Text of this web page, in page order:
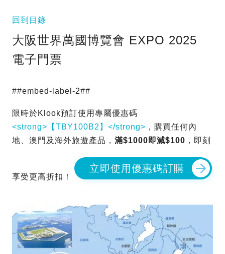
回到目錄
大阪世界萬國博覽會 EXPO 2025
電子門票
##embed-label-2##
限時於Klook預訂使用專屬優惠碼
<strong>【TBY100B2】</strong> ，購買任何內
地、澳門及海外旅遊產品， 滿$1000即減$100 ，即刻
享受更高折扣！
立即使用優惠碼訂購